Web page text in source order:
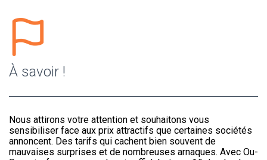
À savoir !
Nous attirons votre attention et souhaitons vous
sensibiliser face aux prix attractifs que certaines sociétés
annoncent. Des tarifs qui cachent bien souvent de
mauvaises surprises et de nombreuses arnaques. Avec Ou-